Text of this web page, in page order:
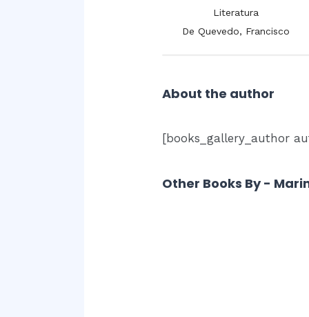
Literatura
De Quevedo, Francisco
About the author
[books_gallery_author
Other Books By -